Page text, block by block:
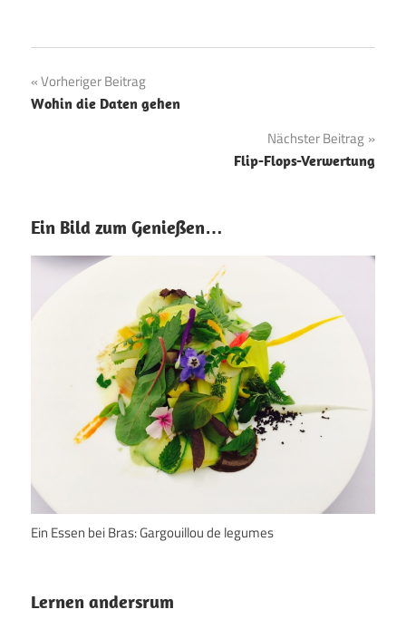
Beitragsnavigation
Vorheriger Beitrag
Wohin die Daten gehen
Nächster Beitrag
Flip-Flops-Verwertung
Ein Bild zum Genießen…
Ein Essen bei Bras: Gargouillou de legumes
Lernen andersrum